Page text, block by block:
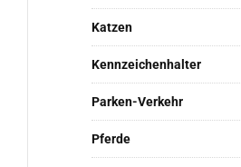
Katzen
Kennzeichenhalter
Parken-Verkehr
Pferde